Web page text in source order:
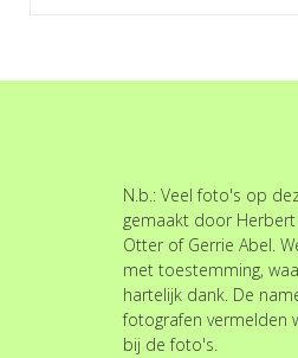
N.b.: Veel foto's op
gemaakt door Herbert
Otter of Gerrie Abel.
met toestemming,
hartelijk dank. De
fotografen vermelden
bij de foto's.